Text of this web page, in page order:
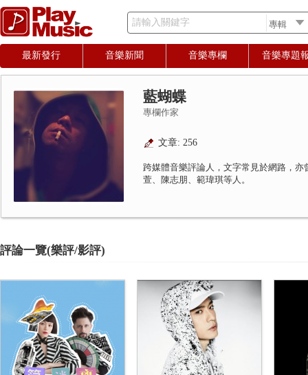
請輸入關鍵字
最新發行 音樂新聞 音樂專欄 音樂專題
藍蝴蝶
專欄作家
文章: 256
跨媒體音樂評論人，文字常見於網路，
萱、陳志朋、範瑋琪等人。
評論一覽(樂評/影評)